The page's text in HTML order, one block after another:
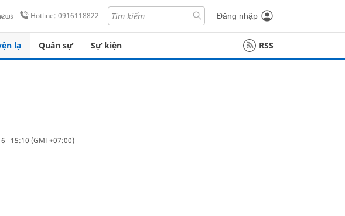
Hotline: 0916118822 Đăng nhập
lạ Quân sự Sự kiện RSS
15:10 (GMT+07:00)